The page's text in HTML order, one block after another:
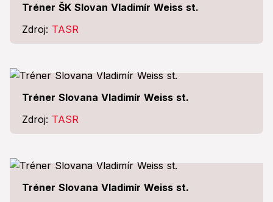
Tréner ŠK Slovan Vladimír Weiss st.
Zdroj: TASR
Tréner Slovana Vladimír Weiss st.
Zdroj: TASR
Tréner Slovana Vladimír Weiss st.